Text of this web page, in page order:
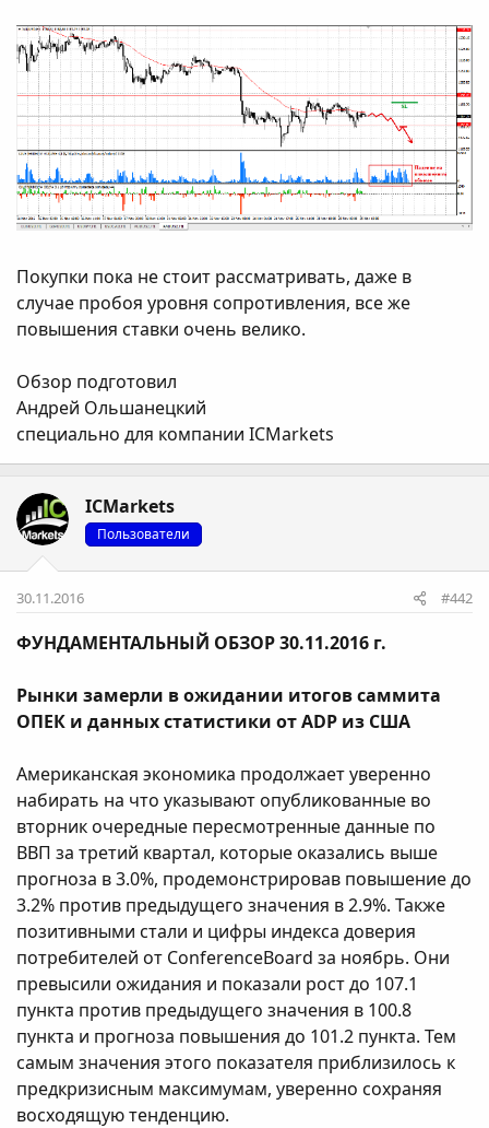
Покупки пока не стоит рассматривать, даже в
случае пробоя уровня сопротивления, все же
повышения ставки очень велико.
Обзор подготовил
Андрей Ольшанецкий
специально для компании ICMarkets
ICMarkets
Пользователи
30.11.2016 #442
ФУНДАМЕНТАЛЬНЫЙ ОБЗОР 30.11.2016 г.
Рынки замерли в ожидании итогов саммита
ОПЕК и данных статистики от ADP из США
Американская экономика продолжает уверенно
набирать на что указывают опубликованные во
вторник очередные пересмотренные данные по
ВВП за третий квартал, которые оказались выше
прогноза в 3.0%, продемонстрировав повышение до
3.2% против предыдущего значения в 2.9%. Также
позитивными стали и цифры индекса доверия
потребителей от ConferenceBoard за ноябрь. Они
превысили ожидания и показали рост до 107.1
пункта против предыдущего значения в 100.8
пункта и прогноза повышения до 101.2 пункта. Тем
самым значения этого показателя приблизилось к
предкризисным максимумам, уверенно сохраняя
восходящую тенденцию.